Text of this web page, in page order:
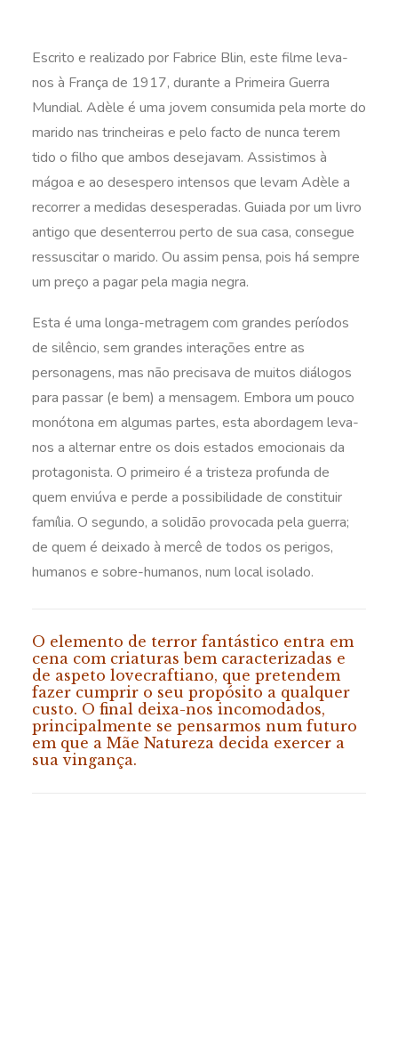
Escrito e realizado por Fabrice Blin, este filme leva-
nos à França de 1917, durante a Primeira Guerra
Mundial. Adèle é uma jovem consumida pela morte do
marido nas trincheiras e pelo facto de nunca terem
tido o filho que ambos desejavam. Assistimos à
mágoa e ao desespero intensos que levam Adèle a
recorrer a medidas desesperadas. Guiada por um livro
antigo que desenterrou perto de sua casa, consegue
ressuscitar o marido. Ou assim pensa, pois há sempre
um preço a pagar pela magia negra.
Esta é uma longa-metragem com grandes períodos
de silêncio, sem grandes interações entre as
personagens, mas não precisava de muitos diálogos
para passar (e bem) a mensagem. Embora um pouco
monótona em algumas partes, esta abordagem leva-
nos a alternar entre os dois estados emocionais da
protagonista. O primeiro é a tristeza profunda de
quem enviúva e perde a possibilidade de constituir
família. O segundo, a solidão provocada pela guerra;
de quem é deixado à mercê de todos os perigos,
humanos e sobre-humanos, num local isolado.
O elemento de terror fantástico entra em
cena com criaturas bem caracterizadas e
de aspeto lovecraftiano, que pretendem
fazer cumprir o seu propósito a qualquer
custo. O final deixa-nos incomodados,
principalmente se pensarmos num futuro
em que a Mãe Natureza decida exercer a
sua vingança.